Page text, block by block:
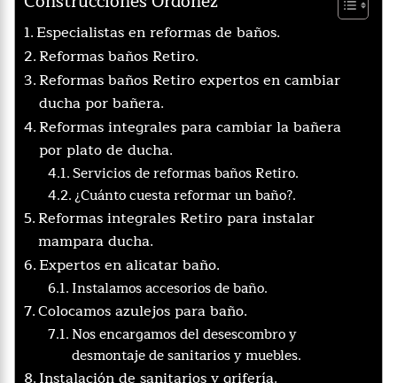
Especialistas en reformas de baños.
Reformas baños Retiro.
Reformas baños Retiro expertos en cambiar
ducha por bañera.
Reformas integrales para cambiar la bañera
por plato de ducha.
Servicios de reformas baños Retiro.
¿Cuánto cuesta reformar un baño?.
Reformas integrales Retiro para instalar
mampara ducha.
Expertos en alicatar baño.
Instalamos accesorios de baño.
Colocamos azulejos para baño.
Nos encargamos del desescombro y
desmontaje de sanitarios y muebles.
Instalación de sanitarios y grifería.